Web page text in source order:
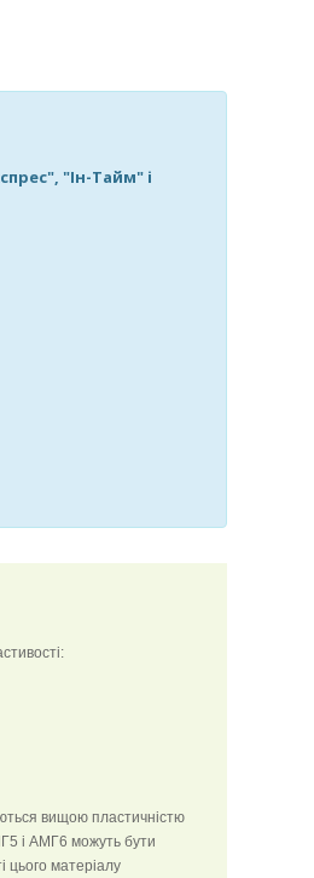
"Ін-Тайм" і
вищою пластичністю
і АМГ6 можуть бути
цього матеріалу